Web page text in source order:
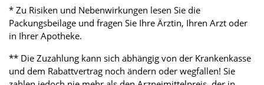
* Zu Risiken und Nebenwirkungen lesen Sie die
Packungsbeilage und fragen Sie Ihre Ärztin, Ihren Arzt oder
in Ihrer Apotheke.
** Die Zuzahlung kann sich abhängig von der Krankenkasse
und dem Rabattvertrag noch ändern oder wegfallen! Sie